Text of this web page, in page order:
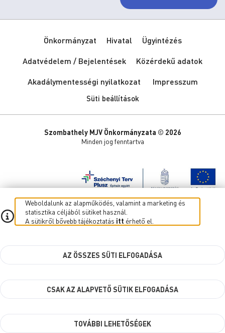
Önkormányzat Hivatal
Ügyintézés
Adatvédelem / Bejelentések
Közérdekű adatok
Akadálymentességi nyilatkozat
Impresszum
Süti beállítások
Szombathely MJV Önkormányzata © 2026
Minden jog fenntartva
Weboldalunk az alapműködés, valamint a marketing és
statisztika céljából sütiket használ.
A sütikről bővebb tájékoztatás itt érhető el.
AZ ÖSSZES SÜTI ELFOGADÁSA
CSAK AZ ALAPVETŐ SÜTIK ELFOGADÁSA
TOVÁBBI LEHETŐSÉGEK